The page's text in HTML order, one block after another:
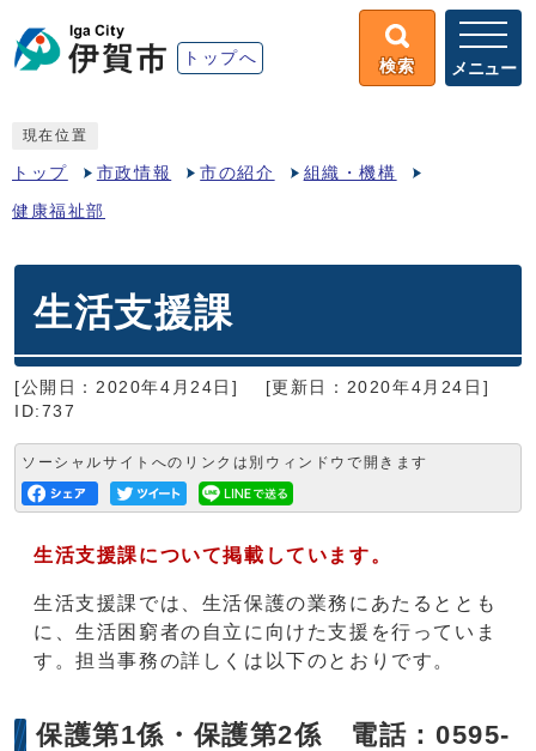
トップへ 検索 メニュー
現在位置
トップ 市政情報 市の紹介 組織・機構
健康福祉部
生活支援課
[公開日：2020年4月24日]
[更新日：2020年4月24日]
ID:737
ソーシャルサイトへのリンクは別ウィンドウで開きます
生活支援課について掲載しています。
生活支援課では、生活保護の業務にあたるととも
に、生活困窮者の自立に向けた支援を行っていま
す。担当事務の詳しくは以下のとおりです。
保護第1係・保護第2係 電話：0595-